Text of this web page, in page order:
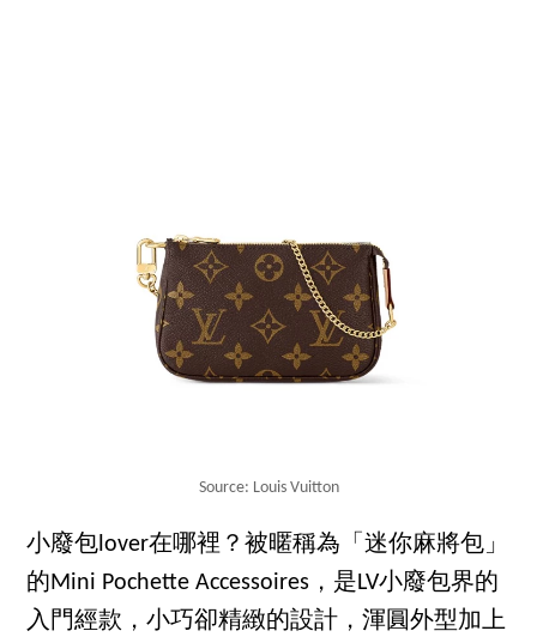
Source: Louis Vuitton
小廢包lover在哪裡？被暱稱為「迷你麻將包」
的Mini Pochette Accessoires，是LV小廢包界的
入門經款，小巧卻精緻的設計，渾圓外型加上